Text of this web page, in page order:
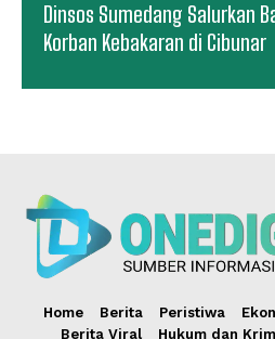
Dinsos Sumedang Salurkan
Korban Kebakaran di Cibunar
Home Berita Peristiwa
Berita Viral
Hukum dan